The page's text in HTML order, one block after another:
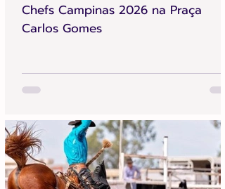
Chefs Campinas 2026 na Praça
Carlos Gomes